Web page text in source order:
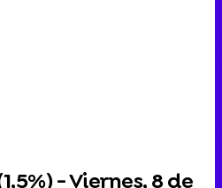
1,5%) - Viernes, 8 de